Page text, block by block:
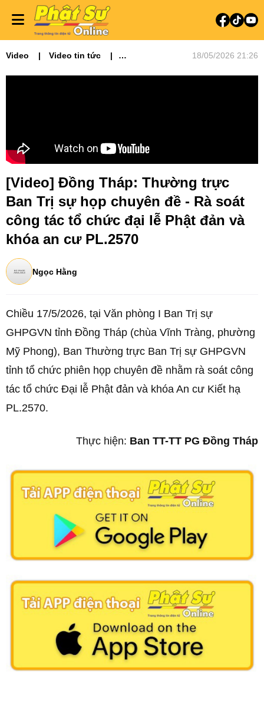
Video
Video tin tức
18/05/2026 21:26
[Video] Đồng Tháp: Thường trực
Ban Trị sự họp chuyên đề - Rà soát
công tác tổ chức đại lễ Phật đản và
khóa an cư PL.2570
Ngọc Hằng
Chiều 17/5/2026, tại Văn phòng I Ban Trị sự
GHPGVN tỉnh Đồng Tháp (chùa Vĩnh Tràng, phường
Mỹ Phong), Ban Thường trực Ban Trị sự GHPGVN
tỉnh tổ chức phiên họp chuyên đề nhằm rà soát công
tác tổ chức Đại lễ Phật đản và khóa An cư Kiết hạ
PL.2570.
Thực hiện: Ban TT-TT PG Đồng Tháp